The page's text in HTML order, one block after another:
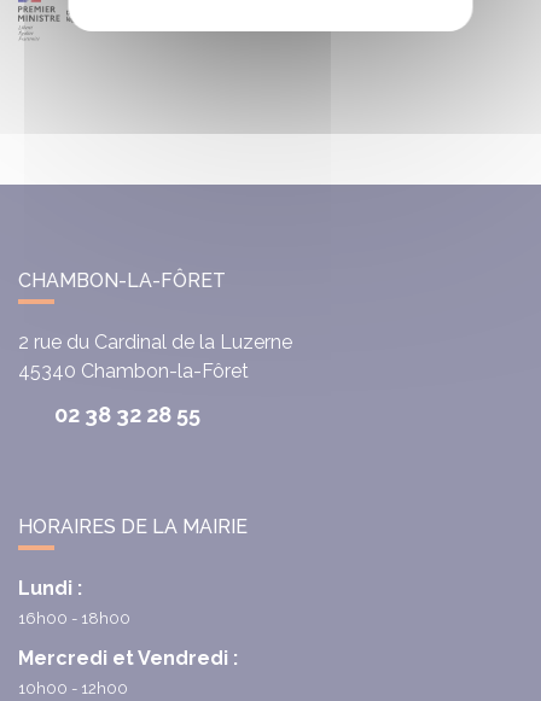
CHAMBON-LA-FÔRET
2 rue du Cardinal de la Luzerne
45340 Chambon-la-Fôret
02 38 32 28 55
HORAIRES DE LA MAIRIE
Lundi :
16h00 - 18h00
Mercredi et Vendredi :
10h00 - 12h00